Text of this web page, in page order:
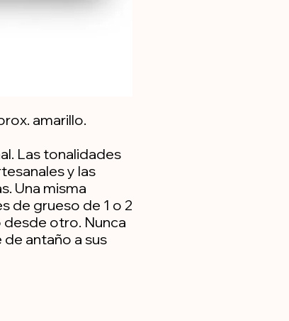
amarillo.
Las tonalidades
y las
Una misma
de grueso de 1 o 2
desde otro. Nunca
antaño a sus